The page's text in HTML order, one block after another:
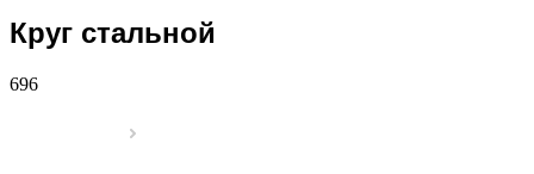
Круг стальной
696